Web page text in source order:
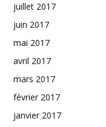
juillet 2017
juin 2017
mai 2017
avril 2017
mars 2017
février 2017
janvier 2017